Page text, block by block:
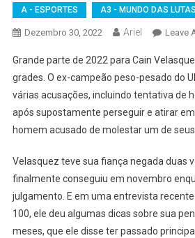
A - ESPORTES A3 - MUNDO DAS LUTAS
Dezembro 30, 2022 Ariel Leave
Grande parte de 2022 para Cain
grades. O ex-campeão peso-pesado do
várias acusações, incluindo tentativa de
após supostamente perseguir e atirar
homem acusado de molestar um de
Velasquez teve sua fiança negada duas
finalmente conseguiu em novembro
julgamento. E em uma entrevista recente
100, ele deu algumas dicas sobre sua
meses, que ele disse ter passado